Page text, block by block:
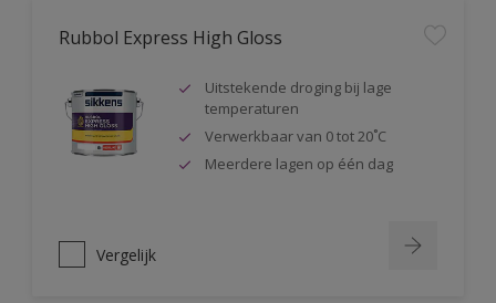
Rubbol Express High Gloss
Uitstekende droging bij lage
temperaturen
Verwerkbaar van 0 tot 20˚C
Meerdere lagen op één dag
Vergelijk